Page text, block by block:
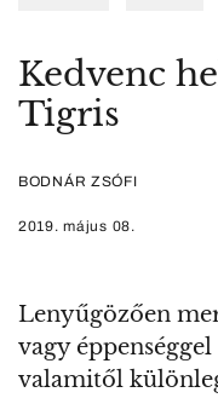
Kedvenc
Tigris
BODNÁR ZSÓFI
2019. május 08.
Lenyűgözően
vagy
valamitől